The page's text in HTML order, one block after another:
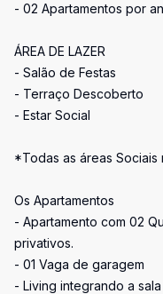
- 02 Apartamentos por
ÁREA DE LAZER
- Salão de Festas
- Terraço Descoberto
- Estar Social
*Todas as áreas
Os Apartamentos
- Apartamento com 02
privativos.
- 01 Vaga de garagem
- Living integrando a